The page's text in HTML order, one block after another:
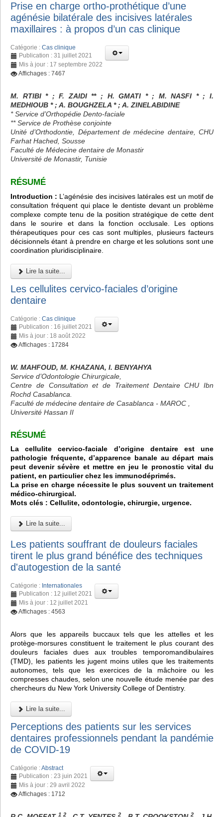
Prise en charge ortho-prothétique d’une
agénésie bilatérale des incisives latérales
maxillaires : à propos d’un cas clinique
Catégorie : Cas clinique
Publication : 31 juillet 2021
Mis à jour : 17 septembre 2022
Affichages : 7467
M. RTIBI * ; F. ZAIDI ** ; H. GMATI * ; M. NASFI * ; I.
MEDHIOUB * ; A. BOUGHZELA * ; A. ZINELABIDINE
* Service d’Orthopédie Dento-faciale
** Service de Prothèse conjointe
Unité d’Orthodontie, Département de médecine dentaire, CHU
Farhat Hached, Sousse
Faculté de Médecine dentaire de Monastir
Université de Monastir, Tunisie
RÉSUMÉ
Introduction : L’agénésie des incisives latérales est un motif de
consultation fréquent qui place le dentiste devant un problème
complexe compte tenu de la position stratégique de cette dent
dans le sourire et dans la fonction occlusale. Les options
thérapeutiques pour ces cas sont multiples, plusieurs facteurs
décisionnels étant à prendre en charge et les solutions sont une
coordination pluridisciplinaire.
Lire la suite...
Les cellulites cervico-faciales d’origine
dentaire
Catégorie : Cas clinique
Publication : 16 juillet 2021
Mis à jour : 18 août 2022
Affichages : 17284
W. MAHFOUD, M. KHAZANA, I. BENYAHYA
Service d’Odontologie Chirurgicale,
Centre de Consultation et de Traitement Dentaire CHU Ibn
Rochd Casablanca.
Faculté de médecine dentaire de Casablanca - MAROC ,
Université Hassan II
RÉSUMÉ
La cellulite cervico-faciale d’origine dentaire est une
pathologie fréquente, d’apparence banale au départ mais
peut devenir sévère et mettre en jeu le pronostic vital du
patient, en particulier chez les immunodéprimés.
La prise en charge nécessite le plus souvent un traitement
médico-chirurgical.
Mots clés : Cellulite, odontologie, chirurgie, urgence.
Lire la suite...
Les patients souffrant de douleurs faciales
tirent le plus grand bénéfice des techniques
d'autogestion de la santé
Catégorie : Internationales
Publication : 12 juillet 2021
Mis à jour : 12 juillet 2021
Affichages : 4563
Alors que les appareils buccaux tels que les attelles et les
protège-morsures constituent le traitement le plus courant des
douleurs faciales dues aux troubles temporomandibulaires
(TMD), les patients les jugent moins utiles que les traitements
autonomes, tels que les exercices de la mâchoire ou les
compresses chaudes, selon une nouvelle étude menée par des
chercheurs du New York University College of Dentistry.
Lire la suite...
Perceptions des patients sur les services
dentaires professionnels pendant la pandémie
de COVID-19
Catégorie :Abstract
Publication : 23 juin 2021
Mis à jour : 29 avril 2022
Affichages : 1712
1 2 2 2